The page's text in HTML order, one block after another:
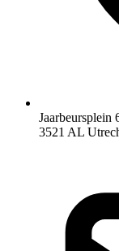
Jaarbeursplein
3521 AL